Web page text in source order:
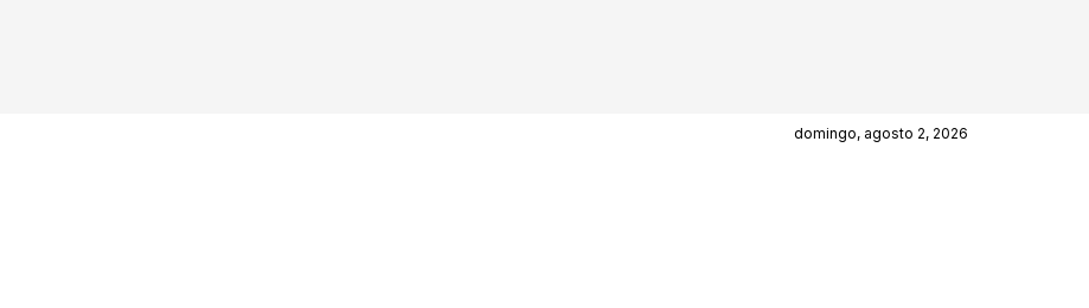
domingo, agosto 2, 2026